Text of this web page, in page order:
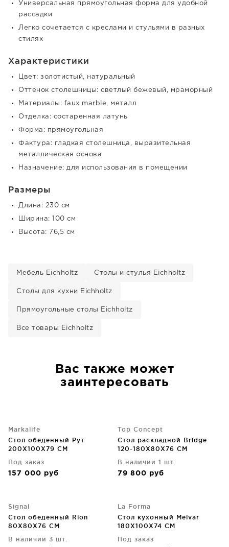
Универсальная прямоугольная форма для удобной
рассадки
Легко сочетается с креслами и стульями в разных
стилях
Характеристики
Цвет: золотистый, натуральный
Оттенок столешницы: светлый бежевый, мраморный
Материалы: faux marble, металл
Отделка: состаренная латунь
Форма: прямоугольная
Фактура: гладкая столешница, выразительная
металлическая основа
Назначение: для использования в помещении
Размеры
Длина: 230 см
Ширина: 100 см
Высота: 76,5 см
Мебель Eichholtz Столы и стулья Eichholtz
Столы для кухни Eichholtz
Прямоугольные столы Eichholtz
Все товары Eichholtz
Вас также может
заинтересовать
Markalife
Стол обеденный Рут
200X100X79 CM
Под заказ
157 000 руб
Top Concept
Стол раскладной Bridge
120-180X80X76 CM
В наличии 1 шт.
79 800 руб
Signal
Стол обеденный Rion
80X80X76 CM
В наличии 3 шт.
La Forma
Стол кухонный Melvar
180X100X74 CM
Под заказ